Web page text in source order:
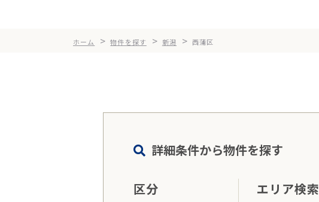
ホーム > 物件を探す > 新潟 > 西蒲区
詳細条件から物件を探す
区分 エリア検索